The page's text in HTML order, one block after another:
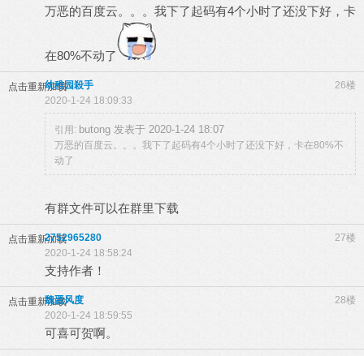
万恶的百度云。。。我下了起码有4个小时了还没下好，卡
在80%不动了
点击重新加载 26楼
幼稚园殺手
2020-1-24 18:09:33
引用: butong 发表于 2020-1-24 18:07
万恶的百度云。。。我下了起码有4个小时了还没下好，卡在80%不
动了
有群文件可以在群里下载
点击重新加载 27楼
2752965280
2020-1-24 18:58:24
支持作者！
点击重新加载 28楼
魏晋风度
2020-1-24 18:59:55
可喜可贺啊。